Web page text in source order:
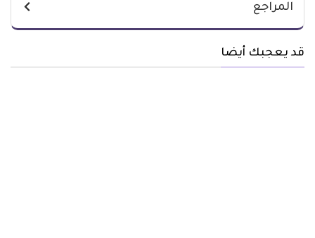
المراجع
قد يعجبك أيضا